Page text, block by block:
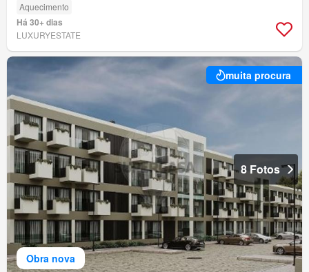
Aquecimento
Há 30+ dias
LUXURYESTATE
Obra nova
muita procura
8 Fotos